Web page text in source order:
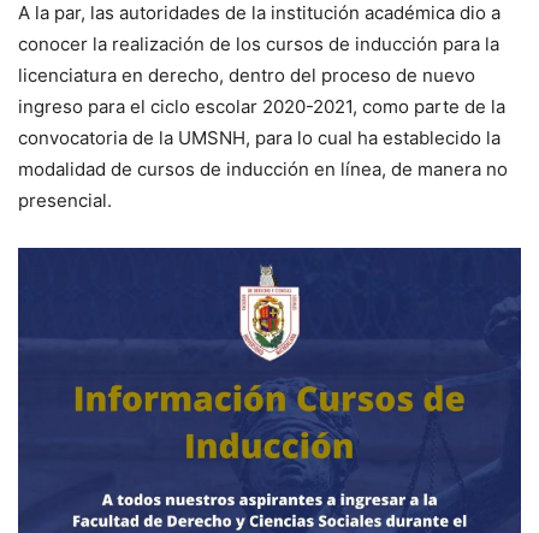
A la par, las autoridades de la institución académica dio a
conocer la realización de los cursos de inducción para la
licenciatura en derecho, dentro del proceso de nuevo
ingreso para el ciclo escolar 2020-2021, como parte de la
convocatoria de la UMSNH, para lo cual ha establecido la
modalidad de cursos de inducción en línea, de manera no
presencial.